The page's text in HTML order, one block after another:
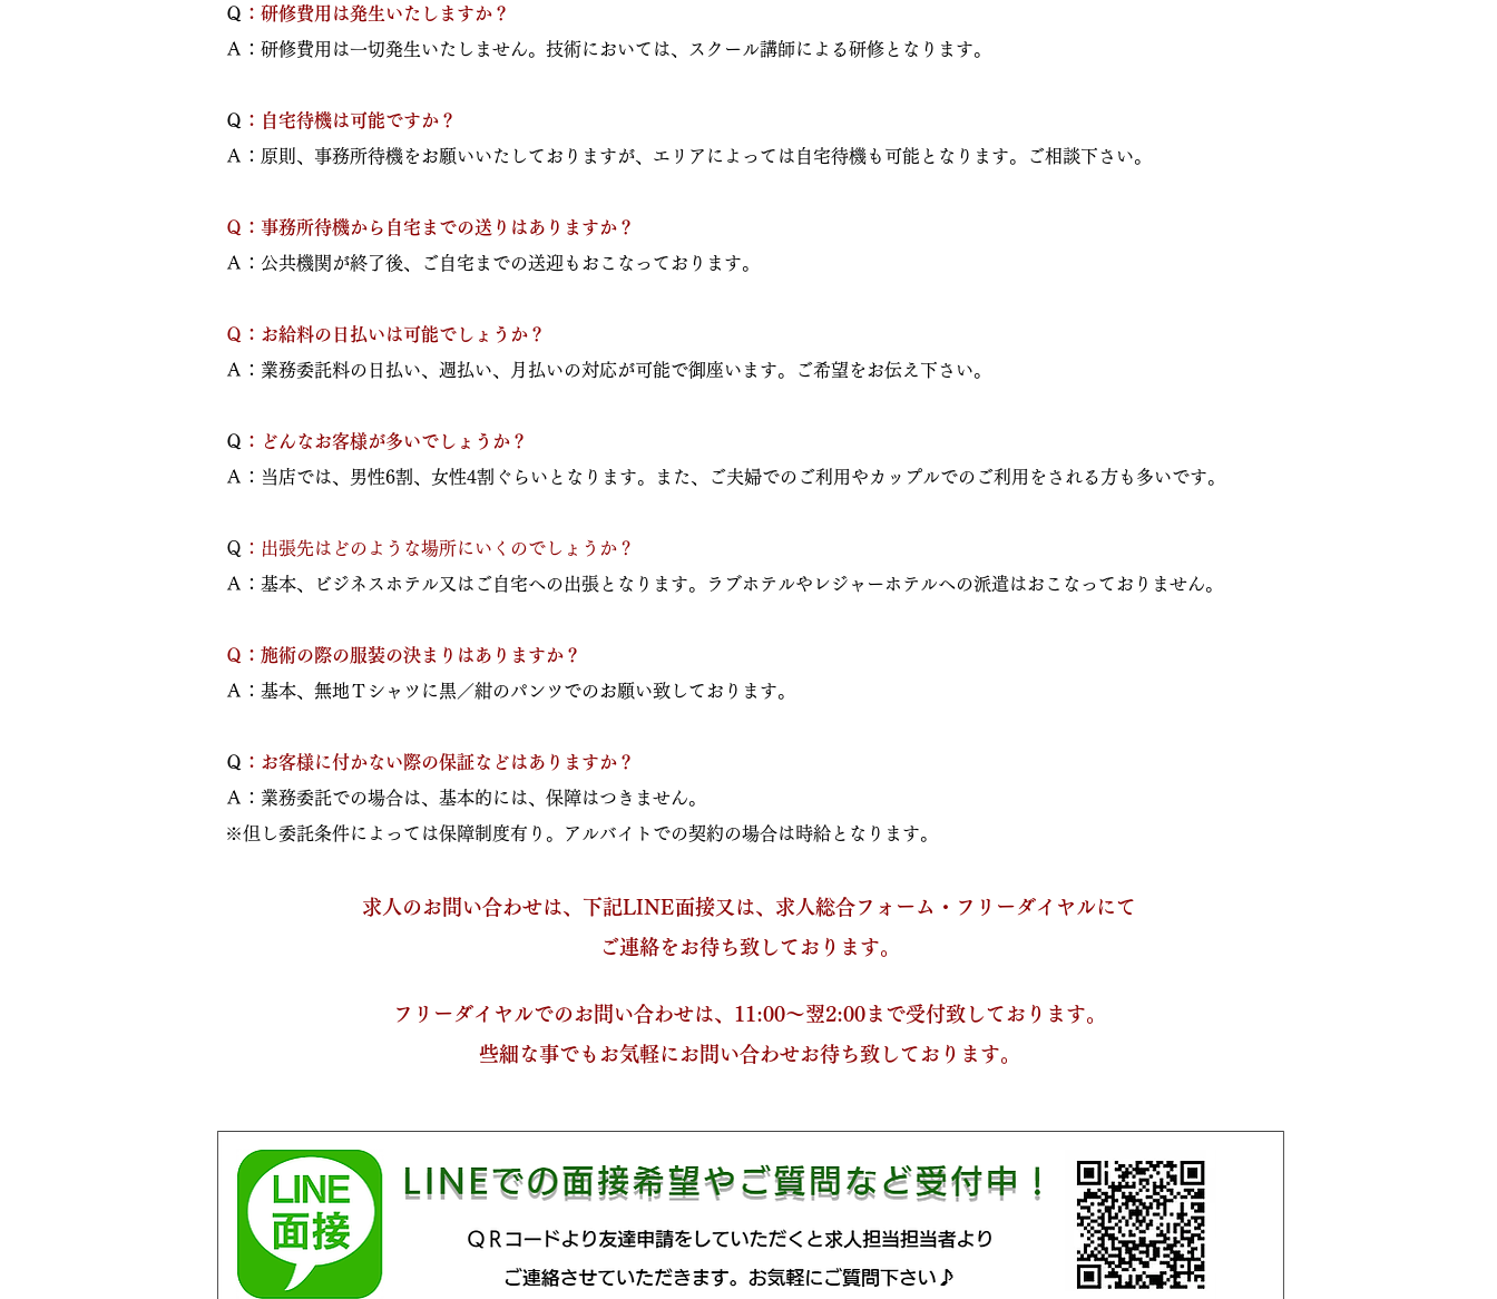
​ Ｑ：研修費用は発生いたしますか？
​Ａ：研修費用は一切発生いたしません。技術においては、スクール講師による研修となります。
​ Ｑ：自宅待機は可能ですか？
Ａ：原則、事務所待機をお願いいたしておりますが、エリアによっては自宅待機も可能となります。ご相談下さい。
Ｑ：事務所待機から自宅までの送りはありますか？
Ａ：公共機関が終了後、ご自宅までの送迎もおこなっております。
​Ｑ：お給料の日払いは可能でしょうか？
Ａ：業務委託料の日払い、週払い、月払いの対応が可能で御座います。ご希望をお伝え下さい。
​ Ｑ：どんなお客様が多いでしょうか？
Ａ：当店では、男性6割、女性4割ぐらいとなります。また、ご夫婦でのご利用やカップルでのご利用をされる方も多いです。
​ Ｑ：出張先はどのような場所にいくのでしょうか？
Ａ：基本、ビジネスホテル又はご自宅への出張となります。ラブホテルやレジャーホテルへの派遣はおこなっておりません。
​Ｑ：施術の際の服装の決まりはありますか？
Ａ：基本、無地Ｔシャツに黒／紺のパンツでのお願い致しております。
​ Ｑ：お客様に付かない際の保証などはありますか？
Ａ：業務委託での場合は、基本的には、保障はつきません。
※但し委託条件によっては保障制度有り。アルバイトでの契約の場合は時給となります。
求人のお問い合わせは、下記LINE面接又は、求人総合フォーム・フリーダイヤルにて
ご連絡をお待ち致しております。
フリーダイヤルでのお問い合わせは、11:00～翌2:00まで受付致しております。
些細な事でもお気軽にお問い合わせお待ち致しております。